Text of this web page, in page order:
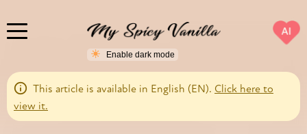
AI
This article is available in English (EN). Click here to
view it.